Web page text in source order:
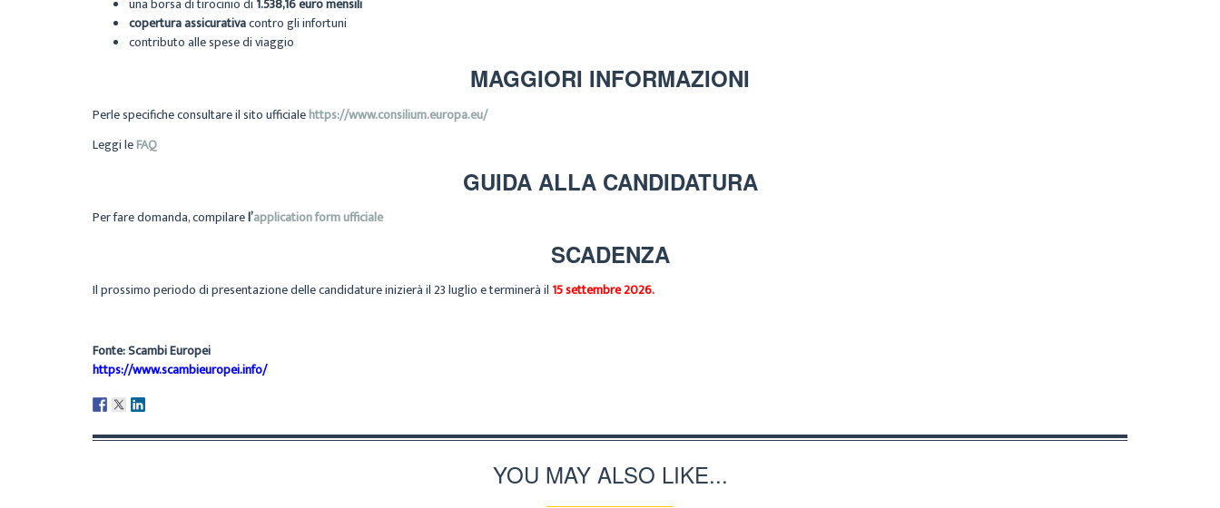
copertura assicurativacontro gli infortuni
contributo alle spese di viaggio
MAGGIORI INFORMAZIONI
Perle specifiche consultare il sito ufficialehttps://www.consilium.europa.eu/
Leggi leFAQ
GUIDA ALLA CANDIDATURA
Per fare domanda, compilarel’application form ufficiale
SCADENZA
Il prossimo periodo di presentazione delle candidature inizierà il 23 luglio e terminerà il 15 settembre 2026.
Fonte: Scambi Europei
https://www.scambieuropei.info/
YOU MAY ALSO LIKE...